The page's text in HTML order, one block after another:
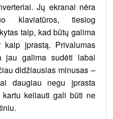
Jų ekranai nėra
klaviatūros, tiesiog
taip, kad būtų galima
įprastą. Privalumas
jau galima sudėti labai
didžiausias minusas –
daugiau negu įprasta
keliauti gali būti ne